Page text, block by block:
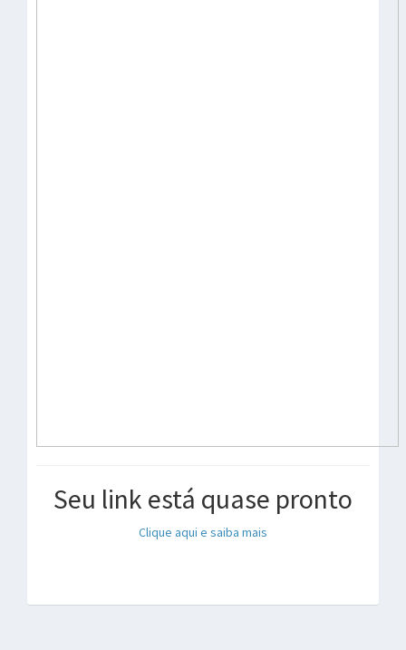
Seu link está quase pronto
Clique aqui e saiba mais